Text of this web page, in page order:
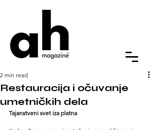
Restauracija i očuvanje
umetničkih dela
2 min read
Tajanstveni svet iza platna